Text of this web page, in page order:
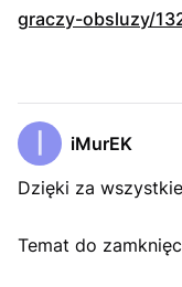
graczy-obsluzy/
iMurEK
Dzięki za
Temat do